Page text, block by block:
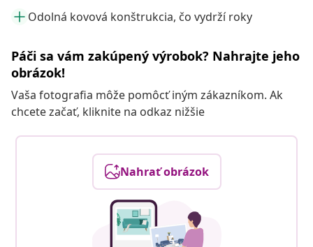
Odolná kovová konštrukcia, čo vydrží roky
Páči sa vám zakúpený výrobok? Nahrajte jeho
obrázok!
Vaša fotografia môže pomôcť iným zákazníkom. Ak
chcete začať, kliknite na odkaz nižšie
Nahrať obrázok